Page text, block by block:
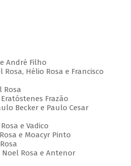
André Filho
Rosa, Hélio Rosa e Francisco
Rosa
Frazão
Becker e Paulo Cesar
e Vadico
e Moacyr Pinto
Rosa e Antenor